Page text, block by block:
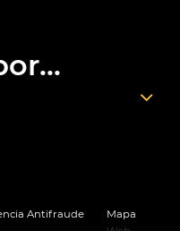
Antifraude
Mapa